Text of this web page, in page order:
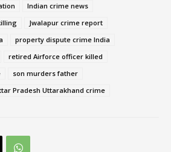
Indian crime news
Jwalapur crime report
property dispute crime India
retired Airforce officer killed
son murders father
Pradesh Uttarakhand crime